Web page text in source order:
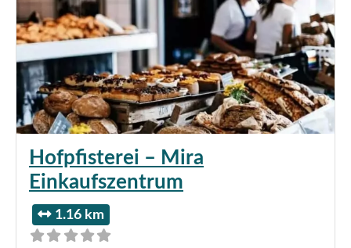
Hofpfisterei – Mira
Einkaufszentrum
1.16 km